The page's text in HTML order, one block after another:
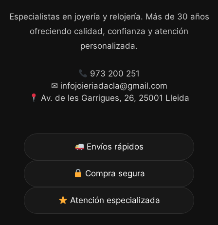
Especialistas en joyería y relojería. Más de 30 años
ofreciendo calidad, confianza y atención
personalizada.
973 200 251
✉ infojoieriadacla@gmail.com
Av. de les Garrigues, 26, 25001 Lleida
Envíos rápidos
Compra segura
Atención especializada